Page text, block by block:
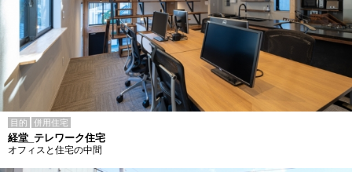
目的 併用住宅
経堂_テレワーク住宅
オフィスと住宅の中間